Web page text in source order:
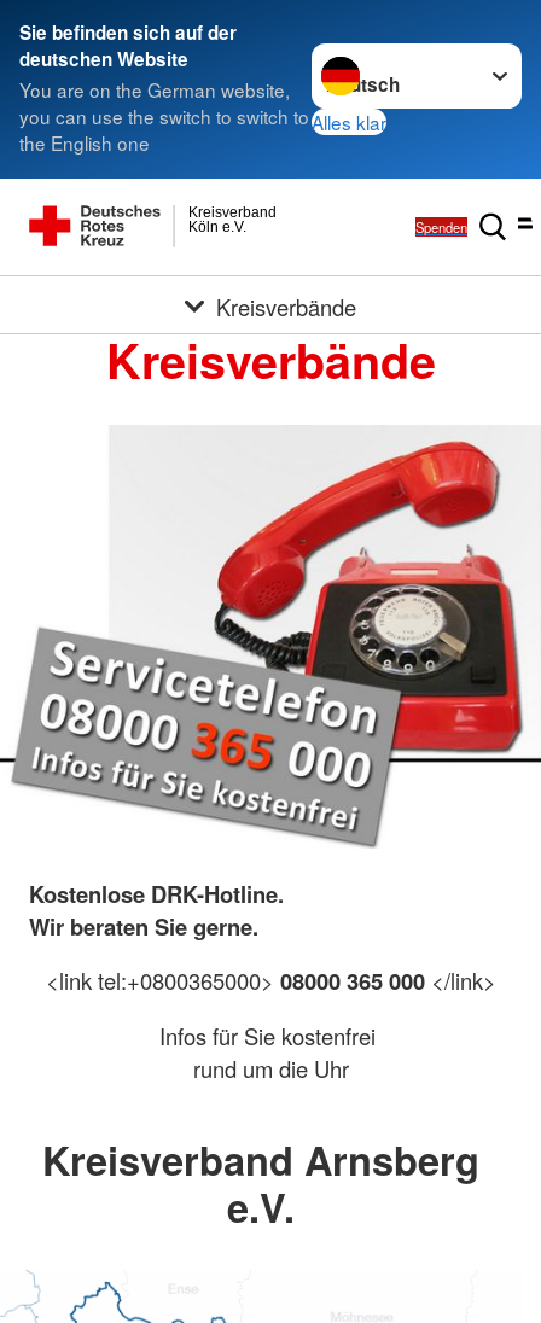
Sie befinden sich auf der
deutschen Website
You are on the German website,
you can use the switch to switch to
the English one
Sprache wechseln zu
Alles klar
Köln e.V.
Kreisverband
Spenden
Kreisverbände
Kreisverbände
Kostenlose DRK-Hotline.
Wir beraten Sie gerne.
<link tel:+0800365000> 08000 365 000 </link>
Infos für Sie kostenfrei
rund um die Uhr
Kreisverband Arnsberg
e.V.